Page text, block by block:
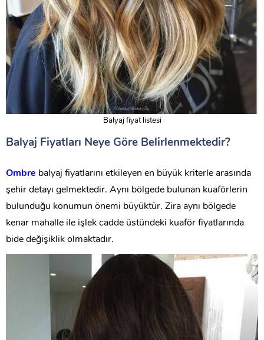
Balyaj fiyat listesi
Balyaj Fiyatları Neye Göre Belirlenmektedir?
Ombre balyaj fiyatlarını etkileyen en büyük kriterle arasında
şehir detayı gelmektedir. Aynı bölgede bulunan kuaförlerin
bulunduğu konumun önemi büyüktür. Zira aynı bölgede
kenar mahalle ile işlek cadde üstündeki kuaför fiyatlarında
bide değişiklik olmaktadır.